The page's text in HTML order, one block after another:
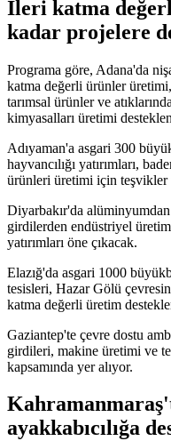
İleri katma
kadar projelere
Programa göre, Adana'da
katma değerli ürünler
tarımsal ürünler ve
kimyasalları üretimi
Adıyaman'a asgari 300
hayvancılığı yatırımları,
ürünleri üretimi için teşvikler
Diyarbakır'da
girdilerden endüstriyel
yatırımları öne çıkacak.
Elazığ'da asgari 1000
tesisleri, Hazar Gölü
katma değerli üretim
Gaziantep'te çevre dostu
girdileri, makine üretimi ve
kapsamında yer alıyor.
ayakkabıcılığa